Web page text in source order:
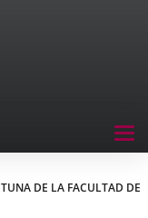
TUNA DE LA FACULTAD DE